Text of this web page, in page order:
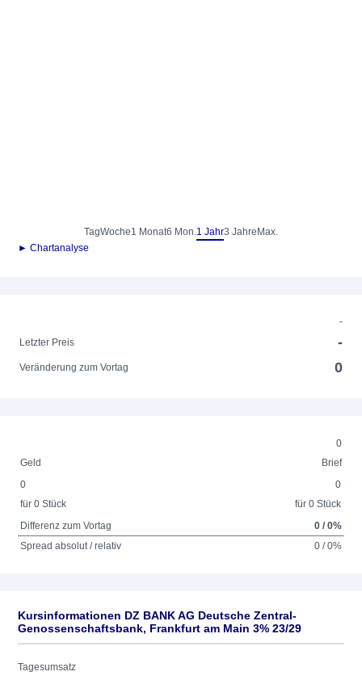
TagWoche1 Monat6 Mon.1 Jahr3 Jahre Max.
► Chartanalyse
-
Letzter Preis
-
Veränderung zum Vortag 0
0
Geld
Brief
0
für 0 Stück
0
für 0 Stück
Differenz zum Vortag
0 / 0%
Spread absolut / relativ
0 / 0%
Kursinformationen DZ BANK AG Deutsche Zentral-
Genossenschaftsbank, Frankfurt am Main 3% 23/29
Tagesumsatz